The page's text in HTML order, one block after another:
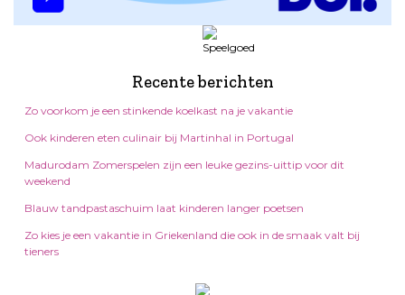
Recente berichten
Zo voorkom je een stinkende koelkast na je vakantie
Ook kinderen eten culinair bij Martinhal in Portugal
Madurodam Zomerspelen zijn een leuke gezins-uittip voor dit
weekend
Blauw tandpastaschuim laat kinderen langer poetsen
Zo kies je een vakantie in Griekenland die ook in de smaak valt bij
tieners